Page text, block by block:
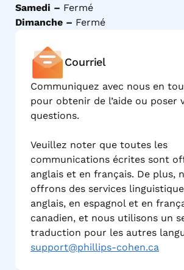
Samedi – Fermé
Dimanche – Fermé
Courriel
Communiquez avec nous en
pour obtenir de l’aide ou poser
questions.
Veuillez noter que toutes les
communications écrites sont
anglais et en français. De plus,
offrons des services
anglais, en espagnol et en
canadien, et nous utilisons un
traduction pour les autres
support@phillips-cohen.ca